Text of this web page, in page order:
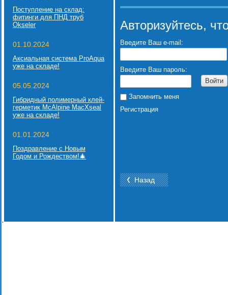
Поступление на склад:
фитинги для ПНД труб
Okseler
01.10.2024
Аксиальная система ProAqua
уже на складе!
05.05.2024
Гибридный полимерный клей-
герметик McAlpine MacXseal
уже на складе!
01.01.2024
Поздравление с Новым
Годом и Рождеством!🎄
Авторизуйтесь,
Введите Ваш e-mail:
Введите Ваш пароль:
Войти
Запомнить меня
Регистрация
Назад